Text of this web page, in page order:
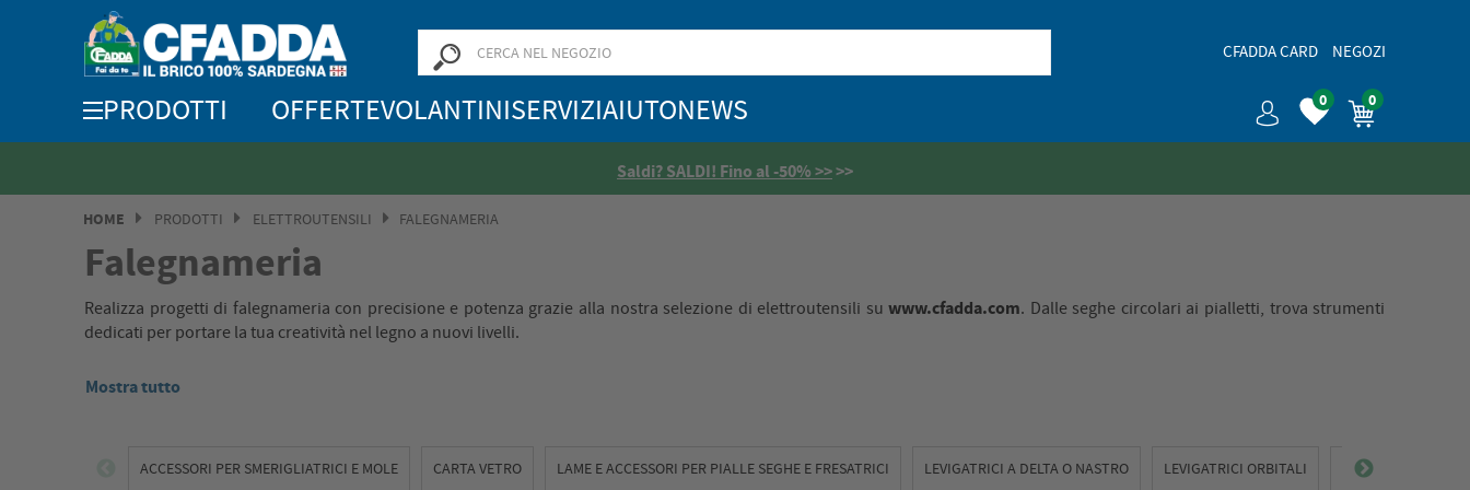
CFADDA CARD NEGOZI
0 0
PRODOTTI OFFERTEVOLANTINISERVIZIAIUTONEWS
Saldi? SALDI! Fino al -50% >>>>
HOME PRODOTTI ELETTROUTENSILI FALEGNAMERIA
Falegnameria
Realizza progetti di falegnameria con precisione e potenza grazie alla nostra selezione di elettroutensili suwww.cfadda.com. Dalle seghe circolari ai pialletti, trova strumenti
dedicati per portare la tua creatività nel legno a nuovi livelli.
Mostra tutto
ACCESSORI PER SMERIGLIATRICI E MOLE CARTA VETRO LAME E ACCESSORI PER PIALLE SEGHE E FRESATRICI LEVIGATRICI A DELTA O NASTRO LEVIGATRICI ORBITALI MOLE DA BANCO